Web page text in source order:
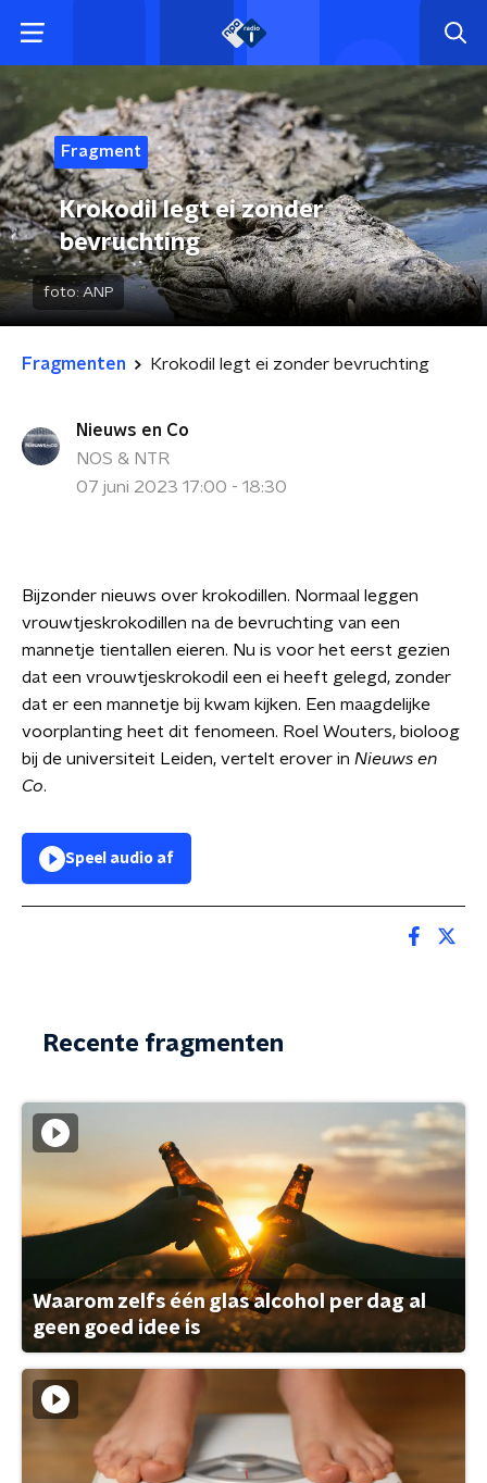
Fragment
Krokodil legt ei zonder
bevruchting
foto: ANP
Fragmenten Krokodil legt ei zonder bevruchting
Nieuws en Co
NOS & NTR
07 juni 2023 17:00 - 18:30
Bijzonder nieuws over krokodillen. Normaal leggen
vrouwtjeskrokodillen na de bevruchting van een
mannetje tientallen eieren. Nu is voor het eerst gezien
dat een vrouwtjeskrokodil een ei heeft gelegd, zonder
dat er een mannetje bij kwam kijken. Een maagdelijke
voorplanting heet dit fenomeen. Roel Wouters, bioloog
bij de universiteit Leiden, vertelt erover in Nieuws en
Co.
Speel audio af
Recente fragmenten
Waarom zelfs één glas alcohol per dag al
geen goed idee is